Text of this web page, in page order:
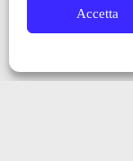
Accetta